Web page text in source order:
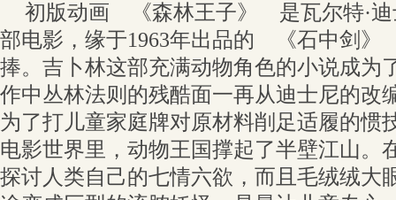
初版动画 《森林王子》 是瓦尔特·迪
部电影，缘于1963年出品的 《石中剑
捧。吉卜林这部充满动物角色的小说成为
作中丛林法则的残酷面一再从迪士尼的改
为了打儿童家庭牌对原材料削足适履的惯
电影世界里，动物王国撑起了半壁江山。
探讨人类自己的七情六欲，而且毛绒绒大